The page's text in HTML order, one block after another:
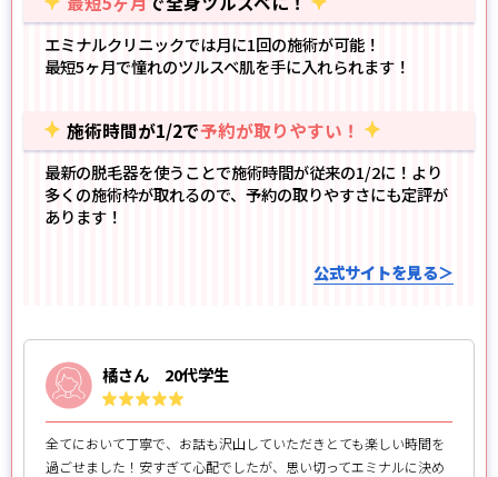
エミナルクリニックでは月に1回の施術が可能！
最短5ヶ月で憧れのツルスベ肌を手に入れられます！
施術時間が1/2で予約が取りやすい！
最新の脱毛器を使うことで施術時間が従来の1/2に！より
多くの施術枠が取れるので、予約の取りやすさにも定評が
あります！
公式サイトを見る＞
橘さん 20代学生
全てにおいて丁寧で、お話も沢山していただきとても楽しい時間を
過ごせました！安すぎて心配でしたが、思い切ってエミナルに決め